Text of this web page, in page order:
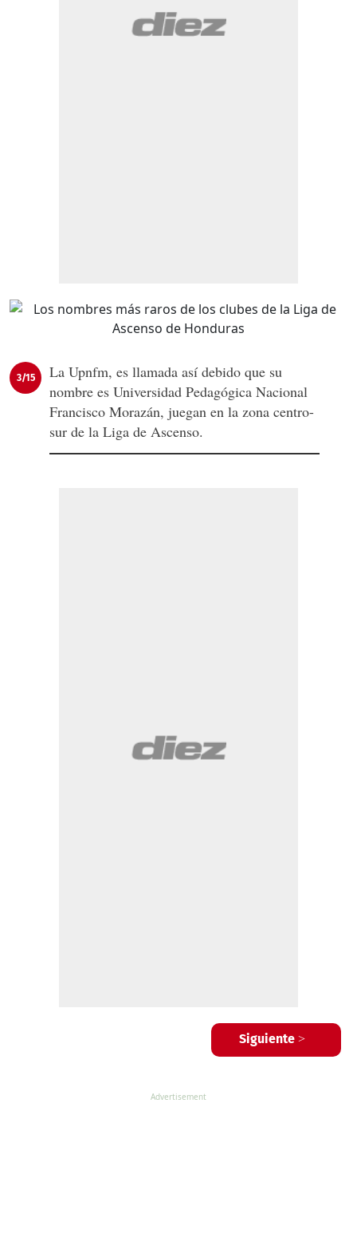
3/15
La Upnfm, es llamada así debido que su
nombre es Universidad Pedagógica Nacional
Francisco Morazán, juegan en la zona centro-
sur de la Liga de Ascenso.
Siguiente >